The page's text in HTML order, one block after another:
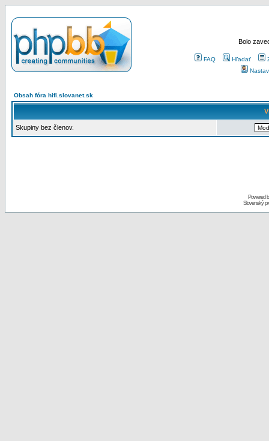
Bolo
FAQ Hľadať
Obsah fóra hifi.slovanet.sk
Skupiny bez členov.
Powered
Slovenský